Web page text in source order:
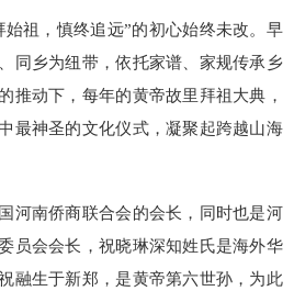
祖，慎终追远”的初心始终未改。早
同乡为纽带，依托家谱、家规传承乡
推动下，每年的黄帝故里拜祖大典，
最神圣的文化仪式，凝聚起跨越山海
河南侨商联合会的会长，同时也是河
员会会长，祝晓琳深知姓氏是海外华
融生于新郑，是黄帝第六世孙，为此